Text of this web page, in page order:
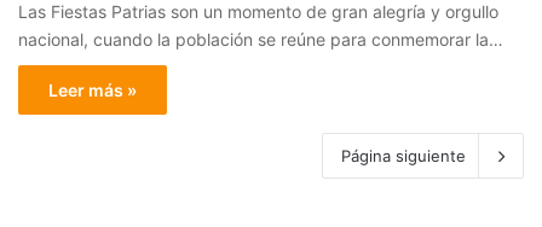
Las Fiestas Patrias son un momento de gran alegría y orgullo
nacional, cuando la población se reúne para conmemorar la…
Leer más »
Página siguiente